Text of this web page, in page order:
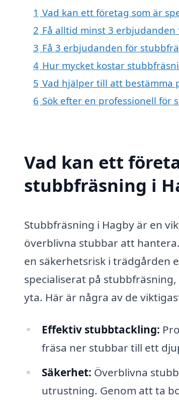
1 Vad kan ett företag som är
2 Få alltid minst 3
3 Få 3 erbjudanden för
4 Hur mycket kostar
5 Vad hjälper till att bestämma
6 Sök efter en professionell för
Vad kan ett
stubbfräsning i
Stubbfräsning i Hagby är en
överblivna stubbar att
en säkerhetsrisk i trädgården
specialiserat på
yta. Här är några av de
Effektiv stubbtackling:
fräsa ner stubbar till ett
Säkerhet: Överblivna
utrustning. Genom att ta